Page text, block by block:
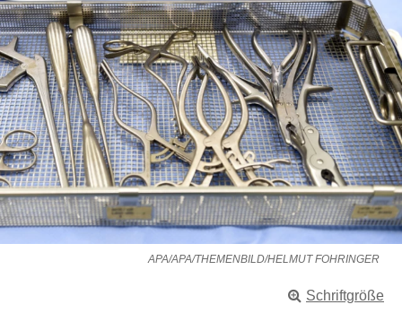
APA/APA/THEMENBILD/HELMUT FOHRINGER
Schriftgröße